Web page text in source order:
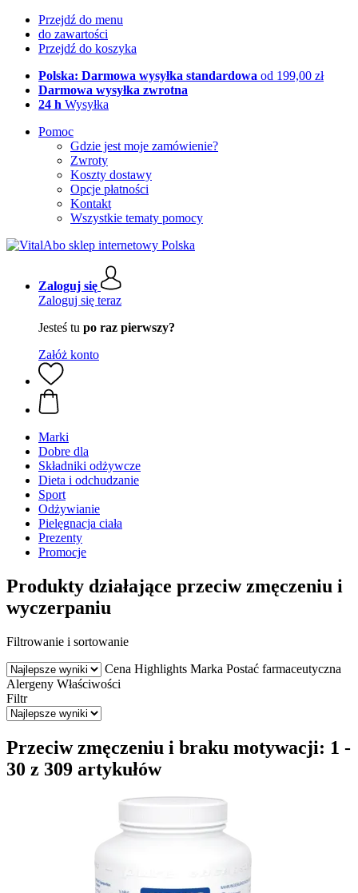
Przejdź do menu
do zawartości
Przejdź do koszyka
Polska: Darmowa wysyłka standardowa od 199,00 zł
Darmowa wysyłka zwrotna
24 h Wysyłka
Pomoc
Gdzie jest moje zamówienie?
Zwroty
Koszty dostawy
Opcje płatności
Kontakt
Wszystkie tematy pomocy
Zaloguj się
Zaloguj się teraz
Jesteś tu po raz pierwszy?
Załóż konto
Marki
Dobre dla
Składniki odżywcze
Dieta i odchudzanie
Sport
Odżywianie
Pielęgnacja ciała
Prezenty
Promocje
Produkty działające przeciw zmęczeniu i
wyczerpaniu
Filtrowanie i sortowanie
Cena Highlights Marka Postać farmaceutyczna
Alergeny Właściwości
Filtr
Przeciw zmęczeniu i braku motywacji: 1 -
30 z 309 artykułów